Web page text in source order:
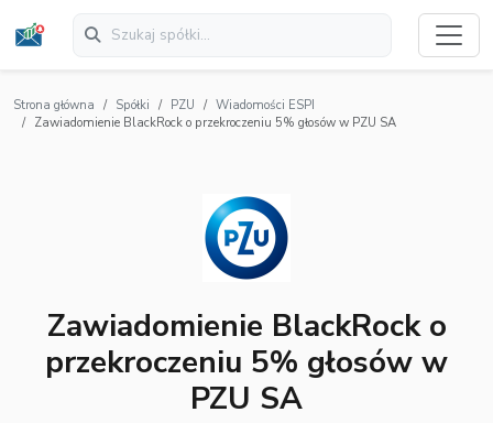
Strona główna Spółki PZU
Wiadomości ESPI
Zawiadomienie BlackRock o przekroczeniu 5% głosów w PZU SA
Zawiadomienie BlackRock o
przekroczeniu 5% głosów w
PZU SA